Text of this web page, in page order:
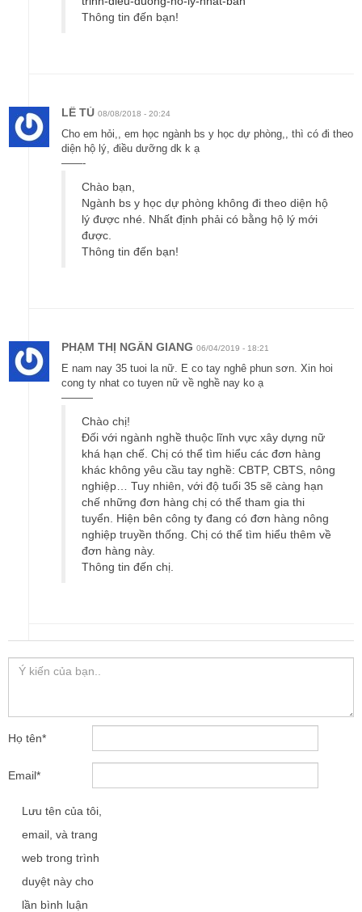
Thông tin đến bạn!
LÊ TÚ 08/08/2018 - 20:24
Cho em hỏi,, em học ngành bs y học dự phòng,, thì có đi theo
diện hộ lý, điều dưỡng dk k ạ
——-
Chào bạn,
Ngành bs y học dự phòng không đi theo diện hộ
lý được nhé. Nhất định phải có bằng hộ lý mới
được.
Thông tin đến bạn!
PHẠM THỊ NGÂN GIANG 06/04/2019 - 18:21
E nam nay 35 tuoi la nữ. E co tay nghê phun sơn. Xin hoi
cong ty nhat co tuyen nữ về nghề nay ko ạ
———
Chào chị!
Đối với ngành nghề thuộc lĩnh vực xây dựng nữ
khá hạn chế. Chị có thể tìm hiểu các đơn hàng
khác không yêu cầu tay nghề: CBTP, CBTS, nông
nghiệp… Tuy nhiên, với độ tuổi 35 sẽ càng hạn
chế những đơn hàng chị có thể tham gia thi
tuyển. Hiện bên công ty đang có đơn hàng nông
nghiệp truyền thống. Chị có thể tìm hiểu thêm về
đơn hàng này.
Thông tin đến chị.
Họ tên*
Email*
Lưu tên của tôi,
email, và trang
web trong trình
duyệt này cho
lần bình luận